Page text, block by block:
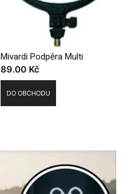
Mivardi Podpěra Multi
89.00 Kč
DO OBCHODU